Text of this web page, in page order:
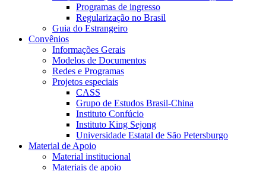
Programas de ingresso
Regularização no Brasil
Guia do Estrangeiro
Convênios
Informações Gerais
Modelos de Documentos
Redes e Programas
Projetos especiais
CASS
Grupo de Estudos Brasil-China
Instituto Confúcio
Instituto King Sejong
Universidade Estatal de São Petersburgo
Material de Apoio
Material institucional
Materiais de apoio